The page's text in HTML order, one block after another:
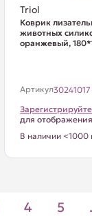
Triol
Коврик
животных
оранжевый,
Артикул30241017
для
В наличии <1000
4 5